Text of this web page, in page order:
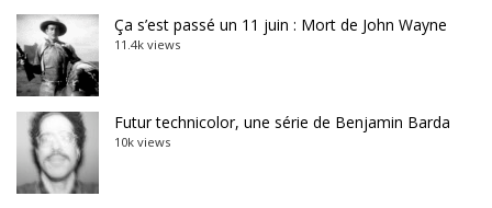
Ça s’est passé un 11 juin : Mort de John Wayne
11.4k views
Futur technicolor, une série de Benjamin Barda
10k views